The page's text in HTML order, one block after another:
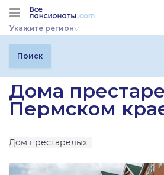
Укажите регион
Поиск
Дома
Пермском
Дом престарелых